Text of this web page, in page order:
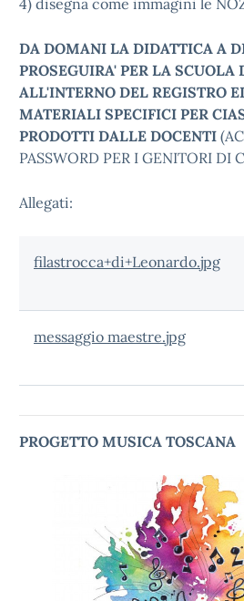
4) disegna come immagini le
DA DOMANI LA DIDATTICA A
PROSEGUIRA' PER LA SCUOLA
ALL'INTERNO DEL REGISTRO
MATERIALI SPECIFICI PER
PRODOTTI DALLE DOCENTI
PASSWORD PER I GENITORI DI
Allegati:
filastrocca+di+Leonardo.jpg
messaggio maestre.jpg
PROGETTO MUSICA TOSCANA